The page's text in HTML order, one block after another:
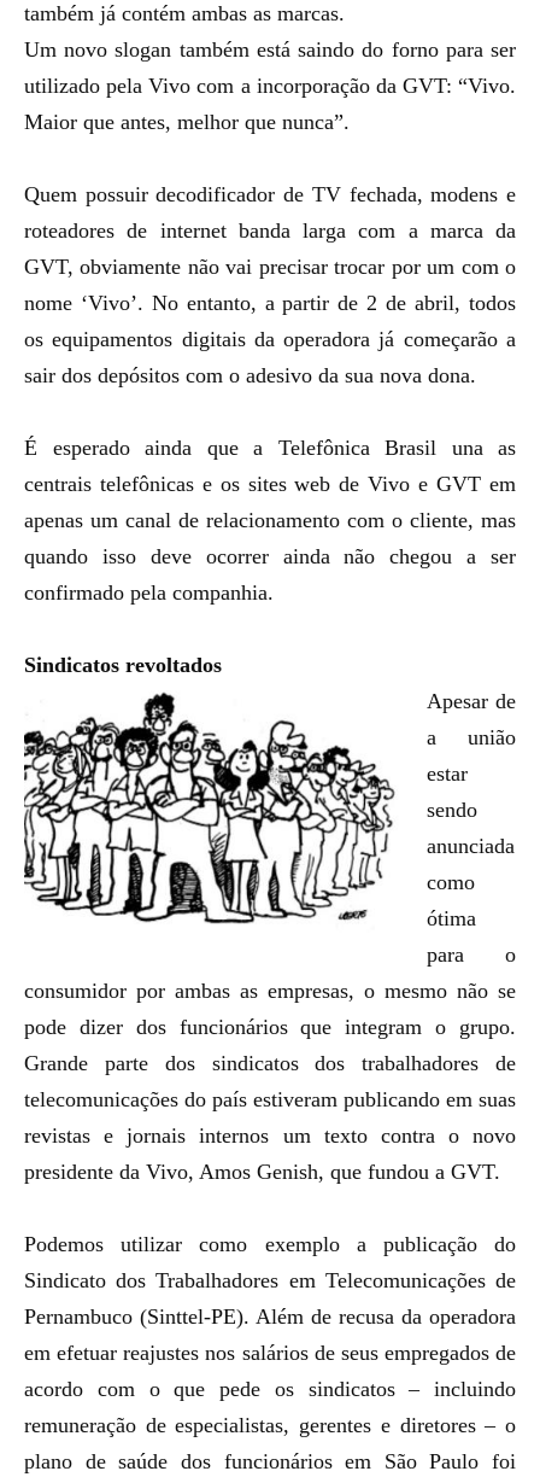
também já contém ambas as marcas.
Um novo slogan também está saindo do forno para ser
utilizado pela Vivo com a incorporação da GVT: “Vivo.
Maior que antes, melhor que nunca”.
Quem possuir decodificador de TV fechada, modens e
roteadores de internet banda larga com a marca da
GVT, obviamente não vai precisar trocar por um com o
nome ‘Vivo’. No entanto, a partir de 2 de abril, todos
os equipamentos digitais da operadora já começarão a
sair dos depósitos com o adesivo da sua nova dona.
É esperado ainda que a Telefônica Brasil una as
centrais telefônicas e os sites web de Vivo e GVT em
apenas um canal de relacionamento com o cliente, mas
quando isso deve ocorrer ainda não chegou a ser
confirmado pela companhia.
Sindicatos revoltados
Apesar de
a união
estar
sendo
anunciada
como
ótima
para o
consumidor por ambas as empresas, o mesmo não se
pode dizer dos funcionários que integram o grupo.
Grande parte dos sindicatos dos trabalhadores de
telecomunicações do país estiveram publicando em suas
revistas e jornais internos um texto contra o novo
presidente da Vivo, Amos Genish, que fundou a GVT.
Podemos utilizar como exemplo a publicação do
Sindicato dos Trabalhadores em Telecomunicações de
Pernambuco (Sinttel-PE). Além de recusa da operadora
em efetuar reajustes nos salários de seus empregados de
acordo com o que pede os sindicatos – incluindo
remuneração de especialistas, gerentes e diretores – o
plano de saúde dos funcionários em São Paulo foi